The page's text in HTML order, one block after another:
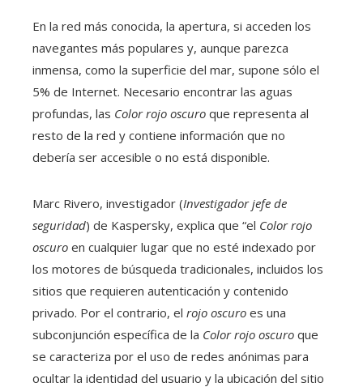
En la red más conocida, la apertura, si acceden los
navegantes más populares y, aunque parezca
inmensa, como la superficie del mar, supone sólo el
5% de Internet. Necesario encontrar las aguas
profundas, las Color rojo oscuro que representa al
resto de la red y contiene información que no
debería ser accesible o no está disponible.
Marc Rivero, investigador (Investigador jefe de
seguridad) de Kaspersky, explica que “el Color rojo
oscuro en cualquier lugar que no esté indexado por
los motores de búsqueda tradicionales, incluidos los
sitios que requieren autenticación y contenido
privado. Por el contrario, el rojo oscuro es una
subconjunción específica de la Color rojo oscuro que
se caracteriza por el uso de redes anónimas para
ocultar la identidad del usuario y la ubicación del sitio